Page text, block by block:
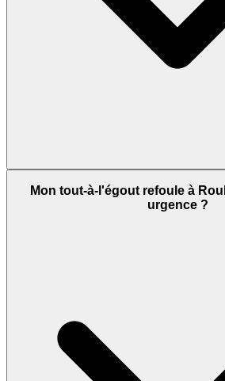
Mon tout-à-l'égout refoule à
urgence ?